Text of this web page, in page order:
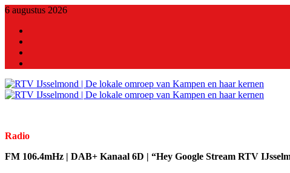
6 augustus 2026
Radio
FM 106.4mHz | DAB+ Kanaal 6D | “Hey Google Stream RTV